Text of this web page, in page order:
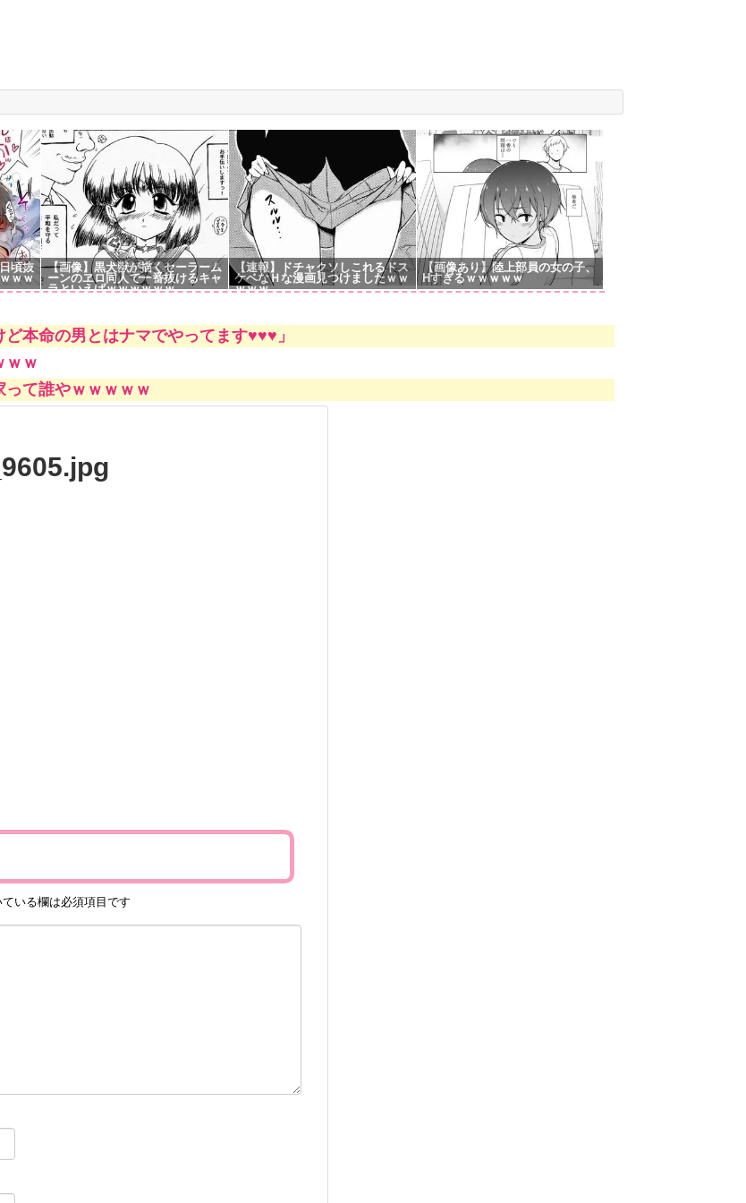
頃抜
ｗｗ
【画像】黒犬獣が描くセーラーム
ーンのヱロ同人で一番抜けるキャ
ラといえばｗｗｗｗｗｗ
【速報】ドチャクソしこれるドス
ケベなＨな漫画見つけましたｗｗ
ｗｗｗ
【画像あり】陸上部員の女の子、
Hすぎるｗｗｗｗｗ
本命の男とはナマでやってます♥♥♥」
ｗｗ
って誰やｗｗｗｗｗ
いる欄は必須項目です